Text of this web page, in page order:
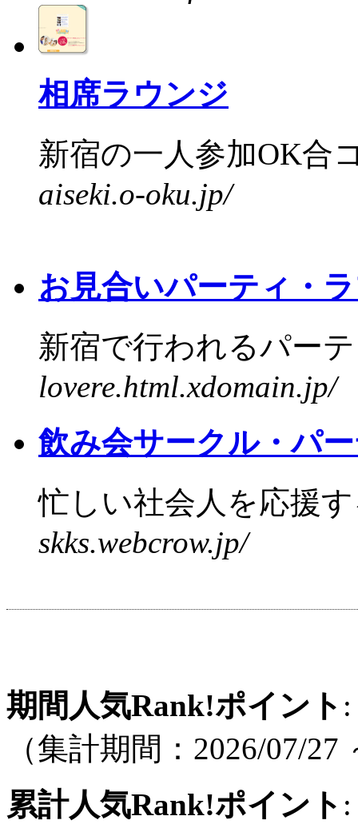
相席ラウンジ
新宿の一人参加OK合
aiseki.o-oku.jp/
お見合いパーティ・
新宿で行われるパー
lovere.html.xdomain.jp/
飲み会サークル・パ
忙しい社会人を応援
skks.webcrow.jp/
期間人気Rank!ポイント
（集計期間：2026/07/27
累計人気Rank!ポイント